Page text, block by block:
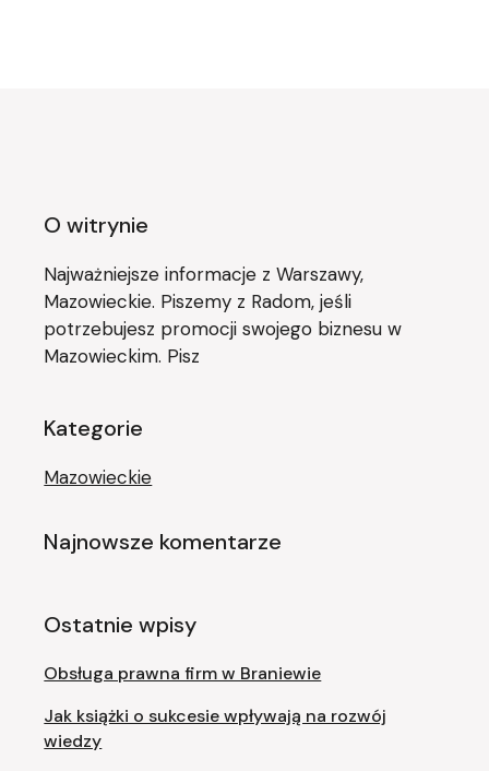
O witrynie
Najważniejsze informacje z Warszawy,
Mazowieckie. Piszemy z Radom, jeśli
potrzebujesz promocji swojego biznesu w
Mazowieckim. Pisz
Kategorie
Mazowieckie
Najnowsze komentarze
Ostatnie wpisy
Obsługa prawna firm w Braniewie
Jak książki o sukcesie wpływają na rozwój
wiedzy